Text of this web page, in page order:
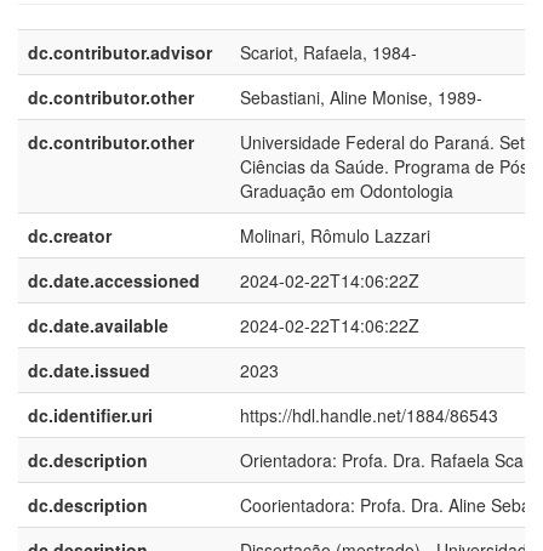
dc.contributor.advisor
Scariot, Rafaela, 1984-
dc.contributor.other
Sebastiani, Aline Monise, 1989-
dc.contributor.other
Universidade Federal do Paraná.
Ciências da Saúde. Programa de Pós-
Graduação em Odontologia
dc.creator
Molinari, Rômulo Lazzari
dc.date.accessioned
2024-02-22T14:06:22Z
dc.date.available
2024-02-22T14:06:22Z
dc.date.issued
2023
dc.identifier.uri
https://hdl.handle.net/1884/86543
dc.description
Orientadora: Profa. Dra. Rafaela
dc.description
Coorientadora: Profa. Dra. Aline